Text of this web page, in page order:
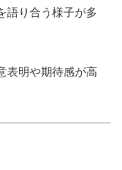
語り合う様子が多
表明や期待感が高